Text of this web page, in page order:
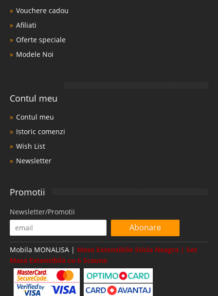
Vouchere cadou
Afiliati
Oferte speciale
Modele Noi
Contul meu
Contul meu
Istoric comenzi
Wish List
Newsletter
Promotii
Newsletter/Promotii
Abonare
Mobila MONALISA | Mese Extensibile Sticla Neagra | Set
Masa Extensibila cu 6 Scaune